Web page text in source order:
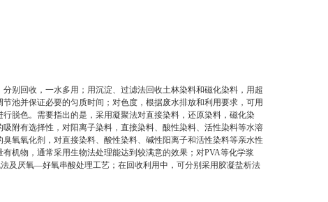
别回收，一水多用；用沉淀、过滤法回收土林染料和磁化染料，用超
池并保证必要的匀质时间；对色度，根据废水排放和利用要求，可用
脱色。需要指出的是，采用凝聚法对直接染料，还原染料，磁化染
附有选择性，对阳离子染料，直接染料、酸性染料、活性染料等水溶
氧氧化剂，对直接染料、酸性染料、碱性阳离子和活性染料等亲水性
机物，通常采用生物法处理能达到较满意的效果；对PVA等化学浆
及厌氧—好氧串酸处理工艺；在回收利用中，可分别采用胶凝盐析法